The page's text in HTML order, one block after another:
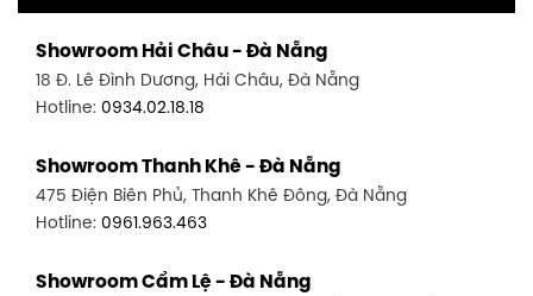
1411 Đường 3/2, P. 16, Quận 11, TP. HCM
Hotline:0906.256.759
1448 Huỳnh Tấn Phát, Phú Thuận, Quận 7, TP HCM
Hotline:0946.480.580
348 Đ. Bạch Đằng, P. 14, Bình Thạnh, TP HCM
Showroom Hải Châu - Đà Nẵng
18 Đ. Lê Đình Dương, Hải Châu, Đà Nẵng
Hotline: 0934.02.18.18
Showroom Thanh Khê - Đà Nẵng
475 Điện Biên Phủ, Thanh Khê Đông, Đà Nẵng
Hotline: 0961.963.463
Showroom Cẩm Lệ - Đà Nẵng